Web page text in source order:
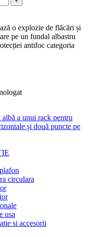
circulara
usa
si accesorii